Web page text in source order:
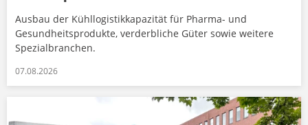
Ausbau der Kühllogistikkapazität für Pharma- und
Gesundheitsprodukte, verderbliche Güter sowie weitere
Spezialbranchen.
07.08.2026